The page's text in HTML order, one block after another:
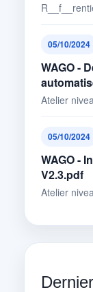
05/10/2024
WAGO -
Atelier
05/10/2024
WAGO -
V2.3.pdf
Atelier